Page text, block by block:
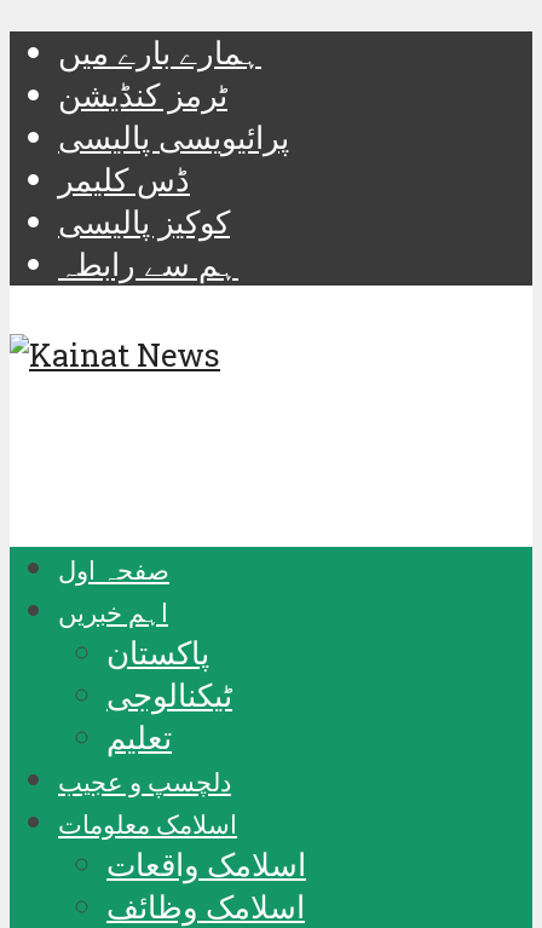
ہمارے بارے میں
ٹرمز کنڈیشن
پرائیویسی پالیسی
ڈس کلیمر
کوکیز پالیسی
ہم سے رابطہ
صفحہ اول
اہم خبریں
پاکستان
ٹیکنالوجی
تعلیم
دلچسپ و عجیب
اسلامک معلومات
اسلامک واقعات
اسلامک وظائف